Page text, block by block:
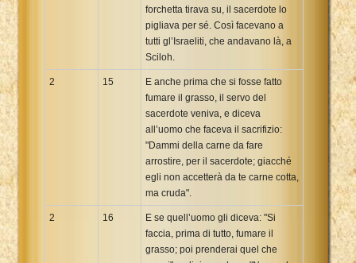
forchetta tirava su, il sacerdote lo
pigliava per sé. Così facevano a
tutti gl’Israeliti, che andavano là, a
Sciloh.
2 15
E anche prima che si fosse fatto
fumare il grasso, il servo del
sacerdote veniva, e diceva
all’uomo che faceva il sacrifizio:
"Dammi della carne da fare
arrostire, per il sacerdote; giacché
egli non accetterà da te carne cotta,
ma cruda".
2 16
E se quell’uomo gli diceva: "Si
faccia, prima di tutto, fumare il
grasso; poi prenderai quel che